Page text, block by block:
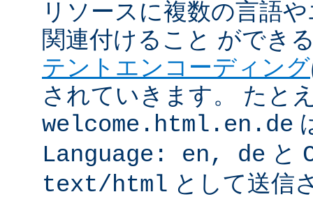
リソースに複数の言語
関連付けること ができ
テントエンコーディング
されていきます。 たと
welcome.html.en.de
Language: en, de と
text/html として送信